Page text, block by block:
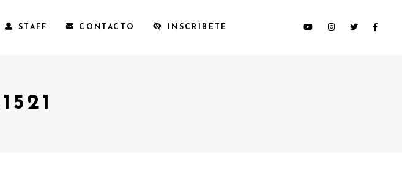
STAFF CONTACTO INSCRIBETE